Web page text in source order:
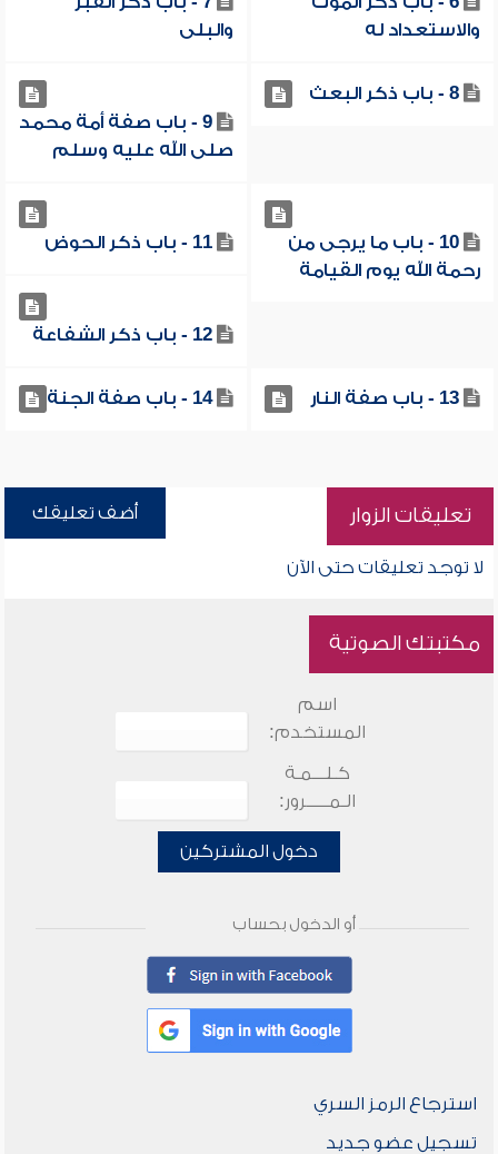
والاستعداد له
والبلى
8 - باب ذكر البعث
9 - باب صفة أمة محمد
صلى الله عليه وسلم
10 - باب ما يرجى من
رحمة الله يوم القيامة
11 - باب ذكر الحوض
12 - باب ذكر الشفاعة
13 - باب صفة النار 14 - باب صفة الجنة
تعليقات الزوار أضف تعليقك
لا توجد تعليقات حتى الآن
مكتبتك الصوتية
اسم
المستخدم:
كـلـــمـة
الـمـــــرور:
دخول المشتركين
أو الدخول بحساب
استرجاع الرمز السري
تسجيل عضو جديد